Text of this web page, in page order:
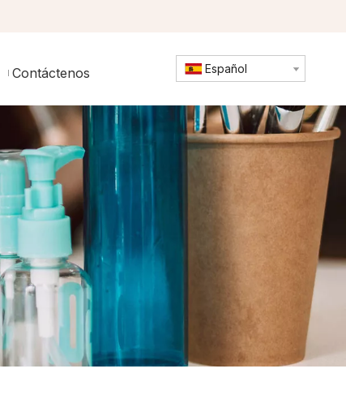
Contáctenos Español